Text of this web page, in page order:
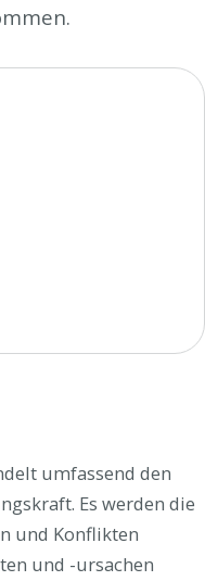
umfassend den
Es werden die
und Konflikten
und -ursachen